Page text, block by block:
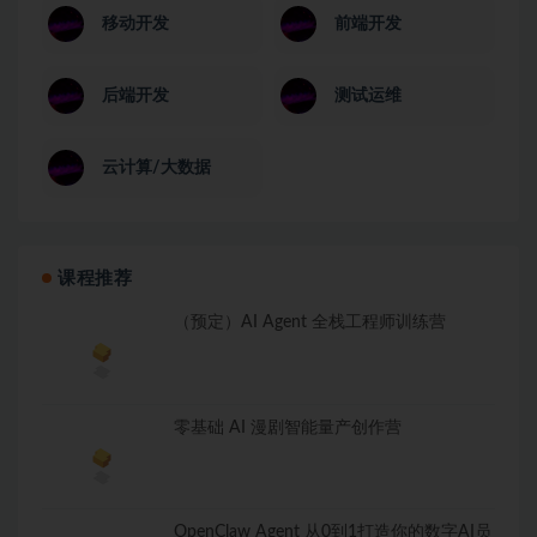
移动开发 前端开发
后端开发 测试运维
云计算/大数据
课程推荐
（预定）AI Agent 全栈工程师训练营
零基础 AI 漫剧智能量产创作营
OpenClaw Agent 从0到1打造你的数字AI员